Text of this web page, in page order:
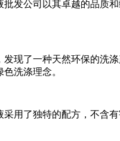
公司以其卓越的品质
了一种天然环保的洗
洗涤理念。
了独特的配方，不含